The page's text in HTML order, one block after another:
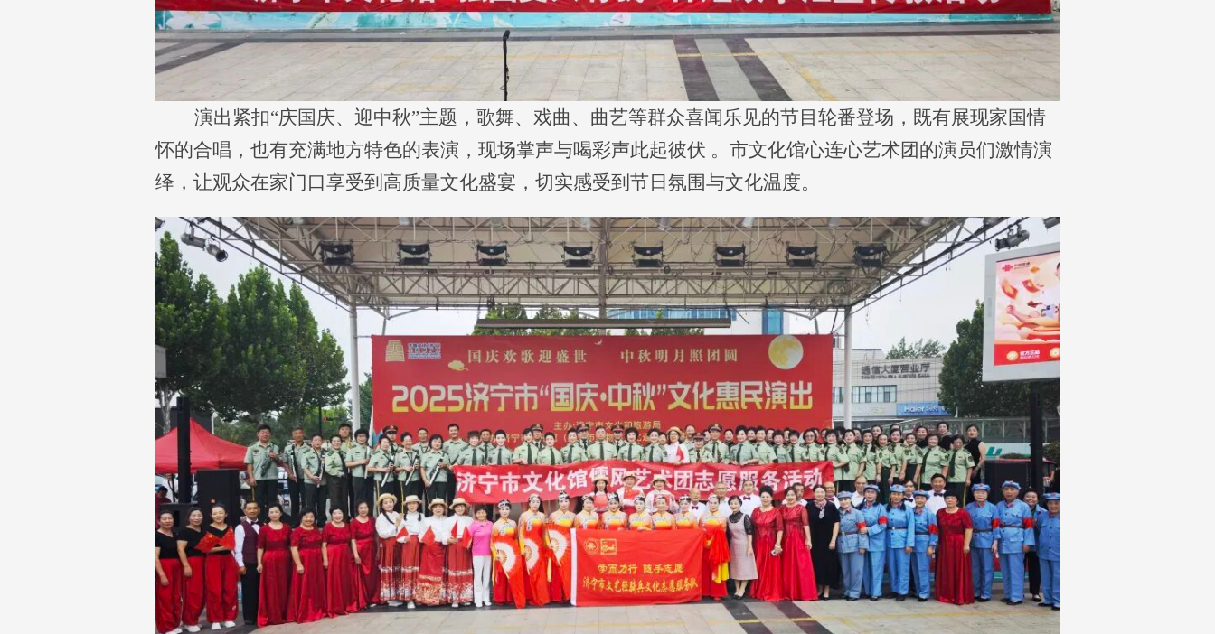
演出紧扣“庆国庆、迎中秋”主题，歌舞、戏曲、曲艺等群众喜闻乐见的节目轮番登场，既有展现家国情
怀的合唱，也有充满地方特色的表演，现场掌声与喝彩声此起彼伏 。市文化馆心连心艺术团的演员们激情演
绎，让观众在家门口享受到高质量文化盛宴，切实感受到节日氛围与文化温度。